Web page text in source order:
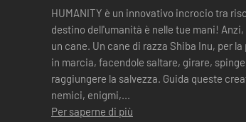
HUMANITY è un innovativo incrocio tra
destino dell'umanità è nelle tue mani!
un cane. Un cane di razza Shiba Inu, per la precisione: il tuo compito è comandare immense folle
in marcia, facendole saltare, girare,
raggiungere la salvezza. Guida queste
nemici, enigmi,...
Per saperne di più